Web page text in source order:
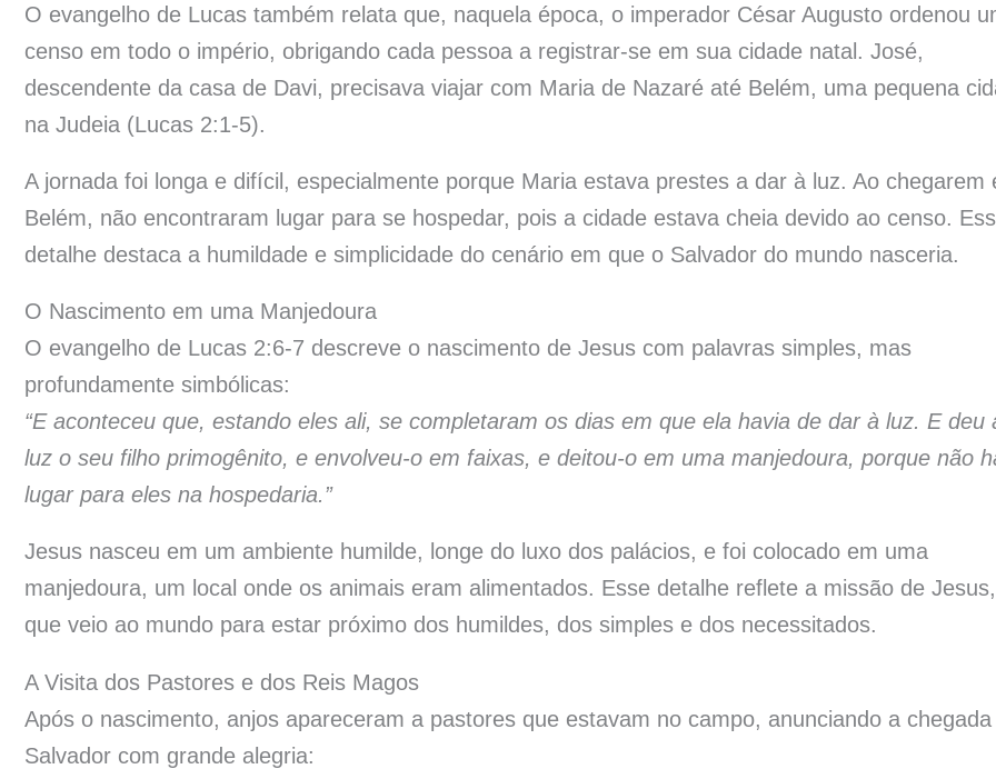
O evangelho de Lucas também relata que, naquela época, o imperador César Augusto ordenou
censo em todo o império, obrigando cada pessoa a registrar-se em sua cidade natal. José,
descendente da casa de Davi, precisava viajar com Maria de Nazaré até Belém, uma pequena
na Judeia (Lucas 2:1-5).
A jornada foi longa e difícil, especialmente porque Maria estava prestes a dar à luz. Ao chegarem
Belém, não encontraram lugar para se hospedar, pois a cidade estava cheia devido ao censo.
detalhe destaca a humildade e simplicidade do cenário em que o Salvador do mundo nasceria.
O Nascimento em uma Manjedoura
O evangelho de Lucas 2:6-7 descreve o nascimento de Jesus com palavras simples, mas
profundamente simbólicas:
“E aconteceu que, estando eles ali, se completaram os dias em que ela havia de dar à luz. E deu
luz o seu filho primogênito, e envolveu-o em faixas, e deitou-o em uma manjedoura, porque não
lugar para eles na hospedaria.”
Jesus nasceu em um ambiente humilde, longe do luxo dos palácios, e foi colocado em uma
manjedoura, um local onde os animais eram alimentados. Esse detalhe reflete a missão de Jesus,
que veio ao mundo para estar próximo dos humildes, dos simples e dos necessitados.
A Visita dos Pastores e dos Reis Magos
Após o nascimento, anjos apareceram a pastores que estavam no campo, anunciando a
Salvador com grande alegria: